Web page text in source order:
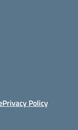
Privacy Policy